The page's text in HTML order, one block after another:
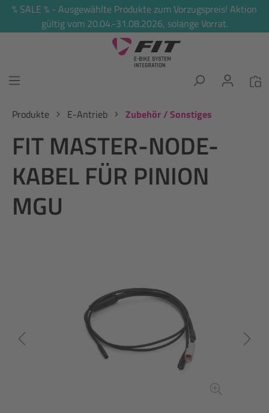
springen
% SALE % - Ausgewählte Produkte zum Vorzugspreis! Aktion
gültig vom 20.04.-31.08.2026, solange Vorrat.
Produkte E-Antrieb Zubehör / Sonstiges
FIT MASTER-NODE-
KABEL FÜR PINION
MGU